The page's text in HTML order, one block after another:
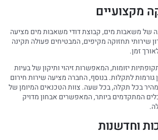
מקצועיים
של משאבות מים, קבוצת דודי משאבות מים מציעה
שירותי תחזוקה מקיפים, המבטיחים פעולה תקינה
זמן.
יזומות, המאפשרות זיהוי ותיקון של בעיות
גורמות לתקלות. בנוסף, החברה מציעה שירות חירום
מהיר בכל תקלה, בכל שעה. צוות הטכנאים המיומן של
המתקדמים ביותר, המאפשרים אבחון מדויק
וחדשנות